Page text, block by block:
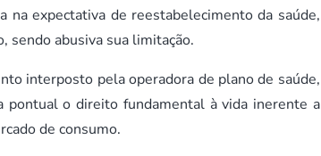
na expectativa de reestabelecimento da saúde,
sendo abusiva sua limitação.
interposto pela operadora de plano de saúde,
pontual o direito fundamental à vida inerente a
de consumo.